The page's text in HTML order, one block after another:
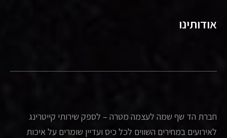
אודותינו
חברת הד שף שמה לעצמה מטרה – לספק שירותי קייטרינג
לאירועים במחירים השווים לכל כיס ועדיין שומרים על איכות